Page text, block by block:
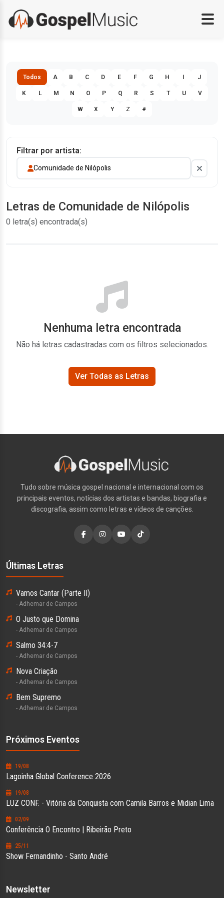
Todos A B C D E F G H J
K L M N O P Q R S T U V
W X Y Z #
Filtrar por artista:
Comunidade de Nilópolis
Letras de Comunidade de Nilópolis
0 letra(s) encontrada(s)
Nenhuma letra encontrada
Não há letras cadastradas com os filtros selecionados.
Ver Todas as Letras
Tudo sobre música gospel nacional e internacional com os
principais eventos, notícias dos artistas e bandas, biografia e
discografia, assim como letras e vídeos de canções.
Últimas Letras
Vamos Cantar (Parte II)
- Adhemar de Campos
O Justo que Domina
- Adhemar de Campos
Salmo 34:4-7
- Adhemar de Campos
Nova Criação
- Adhemar de Campos
Bem Supremo
- Adhemar de Campos
Próximos Eventos
19/08
Lagoinha Global Conference 2026
19/08
LUZ CONF. - Vitória da Conquista com Camila Barros e Midian Lima
02/09
Conferência O Encontro | Ribeirão Preto
25/11
Show Fernandinho - Santo André
Newsletter